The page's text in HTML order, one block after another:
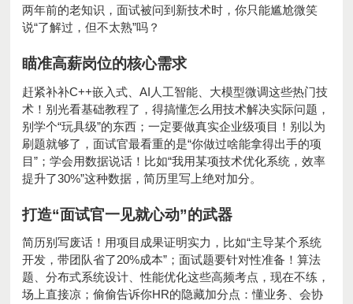
两年前的老知识，面试被问到新技术时，你只能尴尬微笑
说“了解过，但不太熟”吗？
瞄准高薪岗位的核心需求
赶紧补补C++嵌入式、AI人工智能、大模型微调这些热门技
术！别光看基础教程了，得搞懂怎么用技术解决实际问题，
别学个“玩具级”的东西；一定要做真实企业级项目！别以为
刷题就够了，面试官最看重的是“你做过啥能拿得出手的项
目”；学会用数据说话！比如“我用某项技术优化系统，效率
提升了30%”这种数据，简历里写上绝对加分。
打造“面试官一见就心动”的武器
简历别写废话！用项目成果证明实力，比如“主导某个系统
开发，带团队省了20%成本”；面试题要针对性准备！算法
题、分布式系统设计、性能优化这些高频考点，现在不练，
场上直接凉；偷偷告诉你HR的隐藏加分点：懂业务、会协